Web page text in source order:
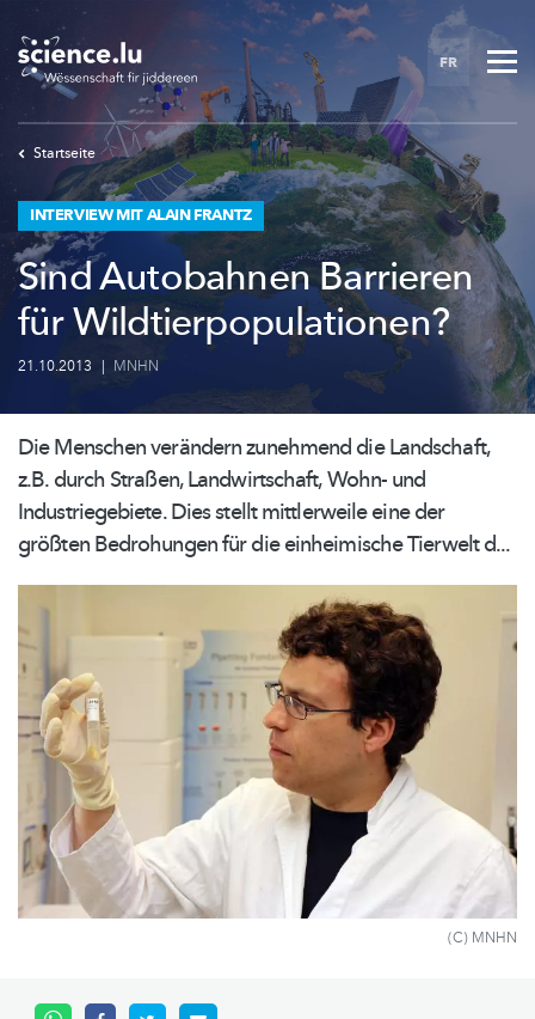
to
main
content
FR
Startseite
INTERVIEW MIT ALAIN FRANTZ
Sind Autobahnen Barrieren
für Wildtierpopulationen?
21.10.2013 | MNHN
Die Menschen verändern zunehmend die Landschaft,
z.B. durch Straßen,Landwirtschaft,Wohn- und
Industriegebiete.Dies stellt mittlerweile eine der
größten Bedrohungen für die einheimische Tierwelt d...
(C) MNHN